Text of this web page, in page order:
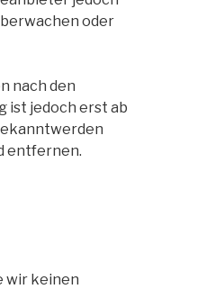
oder
nach den
ist jedoch erst ab
entfernen.
wir keinen